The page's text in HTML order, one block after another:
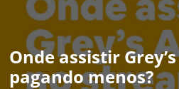
Onde assistir
pagando menos?